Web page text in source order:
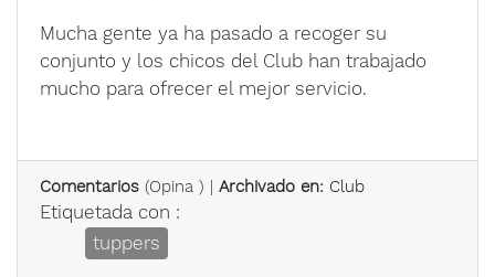
Mucha gente ya ha pasado a recoger su
conjunto y los chicos del Club han trabajado
mucho para ofrecer el mejor servicio.
Comentarios (Opina ) | Archivado en: Club
Etiquetada con :
tuppers